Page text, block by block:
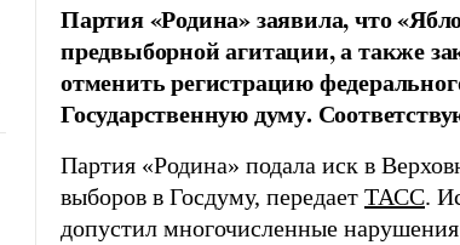
Партия «Родина» заявила, что
предвыборной агитации, а также
отменить регистрацию
Государственную думу.
Партия «Родина» подала иск в
выборов в Госдуму, передает ТАСС.
допустил многочисленные нарушения